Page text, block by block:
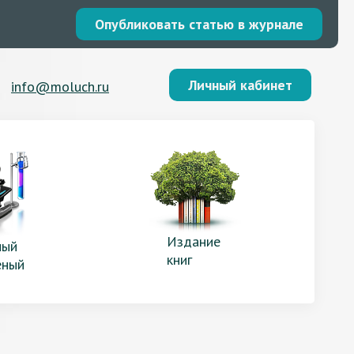
Опубликовать статью в журнале
info@moluch.ru Личный кабинет
Издание
книг